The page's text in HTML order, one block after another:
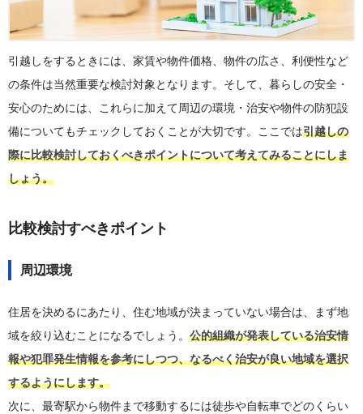
引越しをするときには、家賃や物件価格、物件の広さ、利便性など
の条件は当然重要な検討対象となります。そして、暮らしの安全・
安心のためには、これらに加えて周辺の環境・治安や物件の防犯設
備についてもチェックしておくことが大切です。ここでは引越しの
際に比較検討しておくべきポイントについて考えてみることにしま
しょう。
比較検討すべきポイント
周辺環境
住居を決めるにあたり、住む地域が決まっていない場合は、まず地
域を絞り込むことになるでしょう。 公的組織が発表している治安情
報や犯罪発生情報を参考にしつつ、なるべく治安が良い地域を選択
するようにします。
次に、最寄駅から物件まで移動するには徒歩や自転車でどのくらい